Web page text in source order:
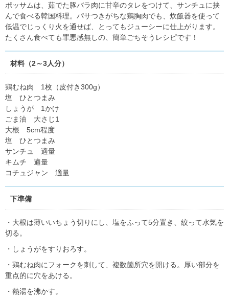
ポッサムは、茹でた豚バラ肉に甘辛のタレをつけて、サンチュに挟
んで食べる韓国料理。パサつきがちな鶏胸肉でも、炊飯器を使って
低温でじっくり火を通せば、とってもジューシーに仕上がります。
たくさん食べても罪悪感無しの、簡単ごちそうレシピです！
材料（2～3人分）
鶏むね肉 1枚（皮付き300g）
塩 ひとつまみ
しょうが 1かけ
ごま油 大さじ1
大根 5cm程度
塩 ひとつまみ
サンチュ 適量
キムチ 適量
コチュジャン 適量
下準備
・大根は薄いいちょう切りにし、塩をふって5分置き、絞って水気を
切る。
・しょうがをすりおろす。
・鶏むね肉にフォークを刺して、複数箇所穴を開ける。厚い部分を
重点的に穴をあける。
・熱湯を沸かす。